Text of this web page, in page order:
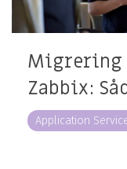
Migrering
Zabbix:
Application